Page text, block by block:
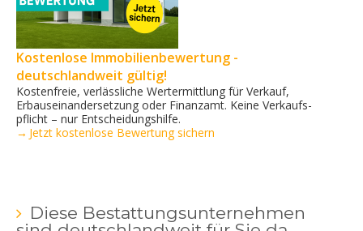
Kostenlose Immobilienbewertung -
deutschlandweit gültig!
Kostenfreie, verlässliche Wertermittlung für Verkauf,
Erbauseinandersetzung oder Finanzamt. Keine Verkaufs­
pflicht – nur Entscheidungshilfe.
→ Jetzt kostenlose Bewertung sichern
Diese Bestattungsunternehmen